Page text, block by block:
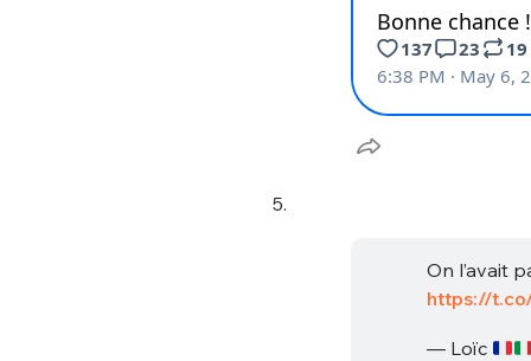
5.
On l’avait
https://
— Loïc
PASSWORD*
tweets